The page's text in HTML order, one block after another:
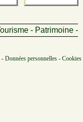
- Patrimoine -
- Données personnelles -